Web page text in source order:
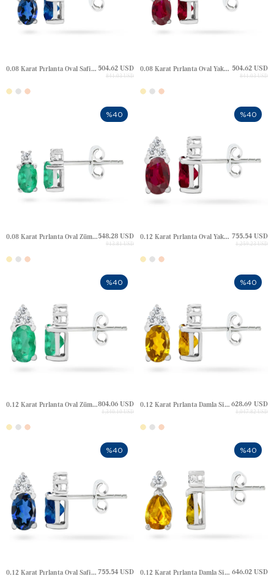
0.08 Karat Pırlanta Oval Safir Çivili Altın Küpe 504.62 USD
841.03 USD
0.08 Karat Pırlanta Oval Yakut Çivili Altın Küpe 504.62 USD
841.03 USD
0.08 Karat Pırlanta Oval Zümrüt Çivili Altın Küpe548.28 USD
913.81 USD
%40
0.12 Karat Pırlanta Oval Yakut Çivili Altın Küpe 755.54 USD
1,259.23 USD
%40
0.12 Karat Pırlanta Oval Zümrüt Çivili Altın Küpe804.06 USD
1,340.10 USD
%40
0.12 Karat Pırlanta Damla Sitrin Çivili Altın Küpe 628.69 USD
1,047.82 USD
%40
0.12 Karat Pırlanta Oval Safir Çivili Altın Küpe 755.54 USD
%40
0.12 Karat Pırlanta Damla Sitrin Çivili Altın Küpe 646.02 USD
%40